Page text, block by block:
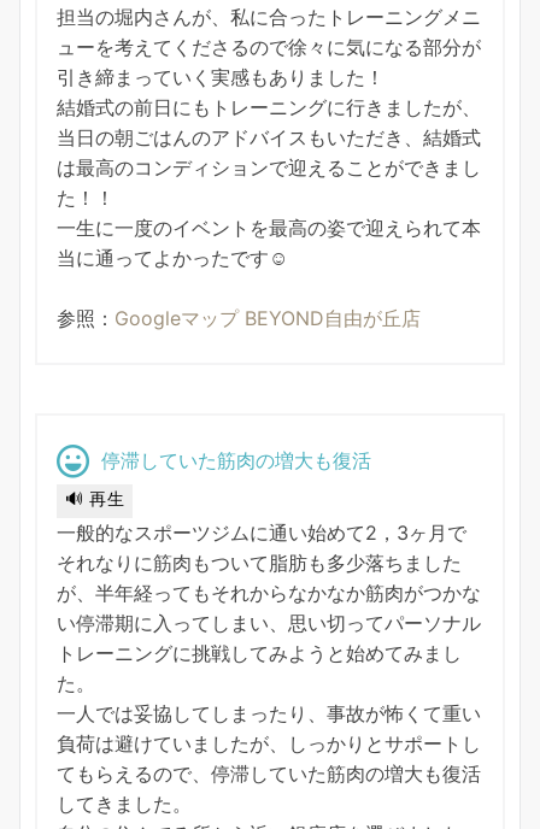
担当の堀内さんが、私に合ったトレーニングメニ
ューを考えてくださるので徐々に気になる部分が
引き締まっていく実感もありました！
結婚式の前日にもトレーニングに行きましたが、
当日の朝ごはんのアドバイスもいただき、結婚式
は最高のコンディションで迎えることができまし
た！！
一生に一度のイベントを最高の姿で迎えられて本
当に通ってよかったです☺️
参照： Googleマップ BEYOND自由が丘店
停滞していた筋肉の増大も復活
🔊 再生
一般的なスポーツジムに通い始めて2，3ヶ月で
それなりに筋肉もついて脂肪も多少落ちました
が、半年経ってもそれからなかなか筋肉がつかな
い停滞期に入ってしまい、思い切ってパーソナル
トレーニングに挑戦してみようと始めてみまし
た。
一人では妥協してしまったり、事故が怖くて重い
負荷は避けていましたが、しっかりとサポートし
てもらえるので、停滞していた筋肉の増大も復活
してきました。